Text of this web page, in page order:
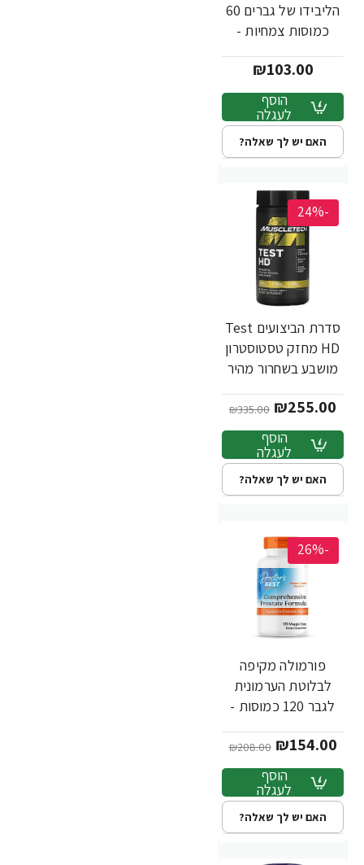
הליבידו של גברים 60
כמוסות צמחיות -
Herbs
₪103.00
הוסף
לעגלה
האם יש לך שאלה?
-24%
סדרת הביצועים Test
HD מחזק טסטוסטרון
מושבע בשחרור מהיר
MuscleTech
₪255.00
₪335.00
הוסף
לעגלה
האם יש לך שאלה?
-26%
פורמולה מקיפה
לבלוטת הערמונית
לגבר 120 כמוסות -
₪154.00
₪208.00
הוסף
לעגלה
האם יש לך שאלה?